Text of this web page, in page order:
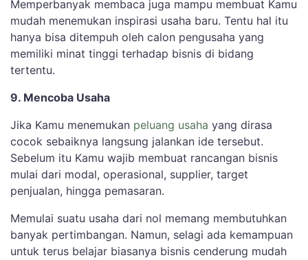
Memperbanyak membaca juga mampu membuat Kamu
mudah menemukan inspirasi usaha baru. Tentu hal itu
hanya bisa ditempuh oleh calon pengusaha yang
memiliki minat tinggi terhadap bisnis di bidang
tertentu.
9. Mencoba Usaha
Jika Kamu menemukan peluang usaha yang dirasa
cocok sebaiknya langsung jalankan ide tersebut.
Sebelum itu Kamu wajib membuat rancangan bisnis
mulai dari modal, operasional, supplier, target
penjualan, hingga pemasaran.
Memulai suatu usaha dari nol memang membutuhkan
banyak pertimbangan. Namun, selagi ada kemampuan
untuk terus belajar biasanya bisnis cenderung mudah